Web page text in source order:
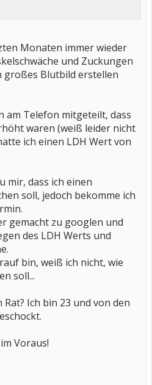
Monaten immer wieder
und Zuckungen
großes Blutbild erstellen
am Telefon mitgeteilt, dass
waren (weiß leider nicht
ich einen LDH Wert von
mir, dass ich einen
soll, jedoch bekomme ich
gemacht zu googlen und
des LDH Werts und
bin, weiß ich nicht, wie
soll...
Ich bin 23 und von den
Voraus!